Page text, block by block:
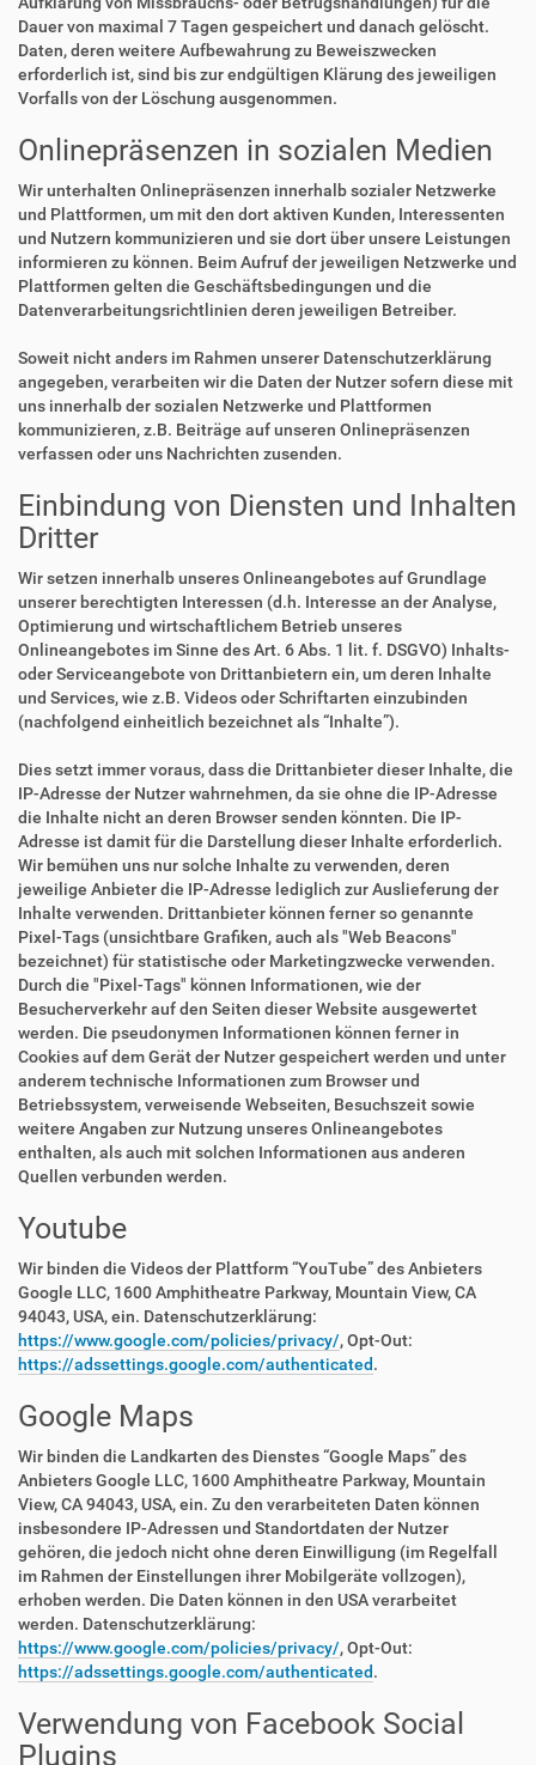
Dauer von maximal 7 Tagen gespeichert und danach gelöscht.
Daten, deren weitere Aufbewahrung zu Beweiszwecken
erforderlich ist, sind bis zur endgültigen Klärung des jeweiligen
Vorfalls von der Löschung ausgenommen.
Onlinepräsenzen in sozialen Medien
Wir unterhalten Onlinepräsenzen innerhalb sozialer Netzwerke
und Plattformen, um mit den dort aktiven Kunden, Interessenten
und Nutzern kommunizieren und sie dort über unsere Leistungen
informieren zu können. Beim Aufruf der jeweiligen Netzwerke und
Plattformen gelten die Geschäftsbedingungen und die
Datenverarbeitungsrichtlinien deren jeweiligen Betreiber.
Soweit nicht anders im Rahmen unserer Datenschutzerklärung
angegeben, verarbeiten wir die Daten der Nutzer sofern diese mit
uns innerhalb der sozialen Netzwerke und Plattformen
kommunizieren, z.B. Beiträge auf unseren Onlinepräsenzen
verfassen oder uns Nachrichten zusenden.
Einbindung von Diensten und Inhalten
Dritter
Wir setzen innerhalb unseres Onlineangebotes auf Grundlage
unserer berechtigten Interessen (d.h. Interesse an der Analyse,
Optimierung und wirtschaftlichem Betrieb unseres
Onlineangebotes im Sinne des Art. 6 Abs. 1 lit. f. DSGVO) Inhalts-
oder Serviceangebote von Drittanbietern ein, um deren Inhalte
und Services, wie z.B. Videos oder Schriftarten einzubinden
(nachfolgend einheitlich bezeichnet als “Inhalte”).
Dies setzt immer voraus, dass die Drittanbieter dieser Inhalte, die
IP-Adresse der Nutzer wahrnehmen, da sie ohne die IP-Adresse
die Inhalte nicht an deren Browser senden könnten. Die IP-
Adresse ist damit für die Darstellung dieser Inhalte erforderlich.
Wir bemühen uns nur solche Inhalte zu verwenden, deren
jeweilige Anbieter die IP-Adresse lediglich zur Auslieferung der
Inhalte verwenden. Drittanbieter können ferner so genannte
Pixel-Tags (unsichtbare Grafiken, auch als "Web Beacons"
bezeichnet) für statistische oder Marketingzwecke verwenden.
Durch die "Pixel-Tags" können Informationen, wie der
Besucherverkehr auf den Seiten dieser Website ausgewertet
werden. Die pseudonymen Informationen können ferner in
Cookies auf dem Gerät der Nutzer gespeichert werden und unter
anderem technische Informationen zum Browser und
Betriebssystem, verweisende Webseiten, Besuchszeit sowie
weitere Angaben zur Nutzung unseres Onlineangebotes
enthalten, als auch mit solchen Informationen aus anderen
Quellen verbunden werden.
Youtube
Wir binden die Videos der Plattform “YouTube” des Anbieters
Google LLC, 1600 Amphitheatre Parkway, Mountain View, CA
94043, USA, ein. Datenschutzerklärung:
https://www.google.com/policies/privacy/, Opt-Out:
https://adssettings.google.com/authenticated.
Google Maps
Wir binden die Landkarten des Dienstes “Google Maps” des
Anbieters Google LLC, 1600 Amphitheatre Parkway, Mountain
View, CA 94043, USA, ein. Zu den verarbeiteten Daten können
insbesondere IP-Adressen und Standortdaten der Nutzer
gehören, die jedoch nicht ohne deren Einwilligung (im Regelfall
im Rahmen der Einstellungen ihrer Mobilgeräte vollzogen),
erhoben werden. Die Daten können in den USA verarbeitet
werden. Datenschutzerklärung:
https://www.google.com/policies/privacy/, Opt-Out:
https://adssettings.google.com/authenticated.
Verwendung von Facebook Social
Plugins